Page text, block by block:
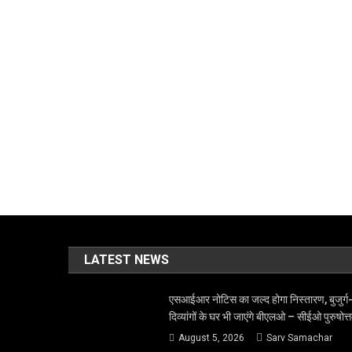
LATEST NEWS
एसआईआर नोटिस का जल्द होगा निस्तारण, बुजुर्ग-
दिव्यांगों के घर भी जाएंगे बीएलओ – सीईओ
August 5, 2026 Sarv Samachar